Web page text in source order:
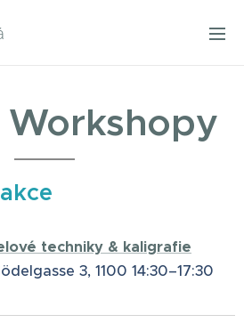
Workshopy
techniky & kaligrafie
3, 1100 14:30–17:30